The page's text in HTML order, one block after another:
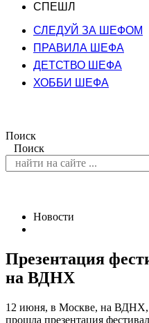
СПЕШЛ
СЛЕДУЙ ЗА ШЕФОМ
ПРАВИЛА ШЕФА
ДЕТСТВО ШЕФА
ХОББИ ШЕФА
Поиск
Поиск
Новости
Презентация
на ВДНХ
12 июня, в Москве, на
прошла презентация